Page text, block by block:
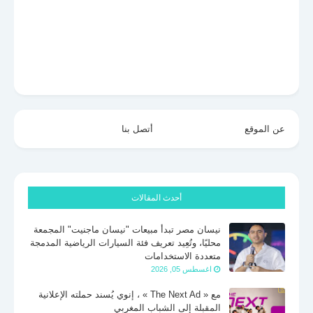
عن الموقع أتصل بنا
أحدث المقالات
نيسان مصر تبدأ مبيعات "نيسان ماجنيت" المجمعة
محليًا، وتُعِيد تعريف فئة السيارات الرياضية المدمجة
متعددة الاستخدامات
اغسطس 05, 2026
مع « The Next Ad » ، إنوي يُسند حملته الإعلانية
المقبلة إلى الشباب المغربي